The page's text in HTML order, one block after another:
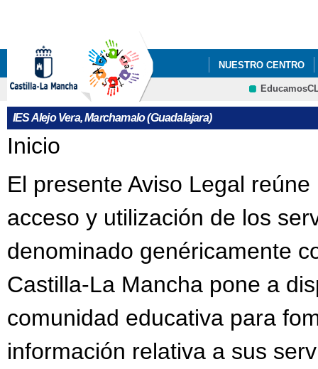
NUESTRO CENTRO
INFÓRMATE
IES Alejo Vera, Marchamalo (Guadalajara)
Se encuentra usted aquí
Inicio
El presente Aviso Legal
acceso y utilización de los
denominado genéricamente
Castilla-La Mancha pone a
comunidad educativa para
información relativa a sus